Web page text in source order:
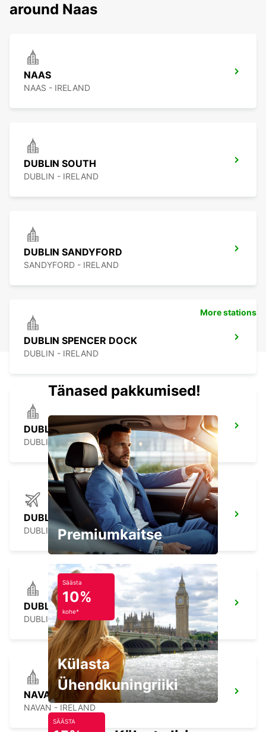
around Naas
NAAS
NAAS - IRELAND
DUBLIN SOUTH
DUBLIN - IRELAND
DUBLIN SANDYFORD
SANDYFORD - IRELAND
DUBLIN SPENCER DOCK
DUBLIN - IRELAND
DUBLIN VAN CENTRE*
DUBLIN - IRELAND
DUBLIN AIRPORT
DUBLIN - IRELAND
DUBLIN NORTH
DUBLIN - IRELAND
NAVAN
NAVAN - IRELAND
More stations
Tänased pakkumised!
Premiumkaitse
Säästa
10%
kohe*
Külasta
Ühendkuningriiki
SÄÄSTA